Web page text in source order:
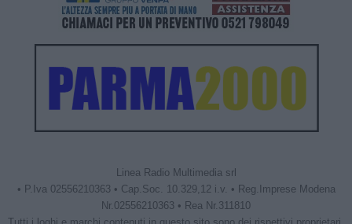
Linea Radio Multimedia srl
• P.Iva 02556210363 • Cap.Soc. 10.329,12 i.v. • Reg.Imprese Modena
Nr.02556210363 • Rea Nr.311810